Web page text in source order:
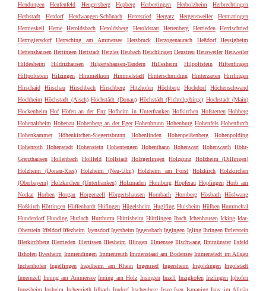
Hendungen
Henfenfeld Hengersberg Hepberg Herbertingen Herbolzheim
Herbrechtingen
Herbstadt
Herdorf Herdwangen-Schönach Heretsried Hergatz Hergensweiler
Hermaringen
Hermeskeil
Herne Heroldsbach Heroldsberg Heroldstatt Herrenberg Herrieden
Herrischried
Herrngiersdorf
Herrsching am Ammersee Hersbruck Herzogenaurach Heßdorf
Hessigheim
Hettenshausen Hettingen Hettstadt Hetzles Heubach Heuchlingen Heustreu Heusweiler Heuweiler
Hildesheim
Hildrizhausen Hilgertshausen-Tandern Hillesheim Hilpoltstein
Hiltenfingen
Hiltpoltstein
Hilzingen Himmelkron Himmelstadt Hinterschmiding Hinterzarten
Hirrlingen
Hirschaid
Hirschau Hirschbach Hirschberg Hitzhofen Höchberg Hochdorf
Höchenschwand
Höchheim Höchstadt (Aisch) Höchstädt (Donau) Höchstädt (Fichtelgebirge) Hochstadt (Main)
Hockenheim Hof Höfen an der Enz Hofheim in Unterfranken Hofkirchen Hofstetten Hohberg
Hohenaltheim Hohenau Hohenberg an der Eger Hohenbrunn Hohenburg Hohenfels Hohenfurch
Hohenkammer
Höhenkirchen-Siegertsbrunn Hohenlinden Hohenpeißenberg
Hohenpolding
Hohenroth Hohenstadt Hohenstein Hohentengen Hohenthann Hohenwart Hohenwarth Höhr-
Grenzhausen
Hollenbach Hollfeld Hollstadt Holzgerlingen Holzgünz
Holzheim (Dillingen)
Holzheim (Donau-Ries)
Holzheim (Neu-Ulm) Holzheim am Forst Holzkirch
Holzkirchen
(Oberbayern) Holzkirchen (Unterfranken) Holzmaden Homburg Hopferau Höpfingen Horb am
Neckar Horben Horgau Horgenzell Hörgertshausen Hornbach Hornberg Hösbach Höslwang
Hoßkirch Höttingen Hüffenhardt Hüfingen Hügelsheim Huglfing Huisheim Hülben Hummeltal
Hunderdorf Hunding Hurlach Hutthurm Hüttisheim Hüttlingen Ibach Ichenhausen Icking Idar-
Oberstein Iffeldorf Iffezheim Igensdorf Igersheim Iggensbach Iggingen Igling Ihringen Ihrlerstein
Illerkirchberg Illerrieden Illertissen Illesheim Illingen Illmensee Illschwang Ilmmünster Ilsfeld
Ilshofen Ilvesheim Immendingen Immenreuth Immenstaad am Bodensee Immenstadt im Allgäu
Inchenhofen Ingelfingen Ingelheim am Rhein Ingenried Ingersheim Ingoldingen Ingolstadt
Innernzell Inning am Ammersee Inning am Holz Insingen Inzell Inzigkofen Inzlingen Iphofen
Ippesheim Ipsheim Irchenrieth Irlbach Irndorf Irschenberg Irsee Isen Ismaning Isny im Allgäu